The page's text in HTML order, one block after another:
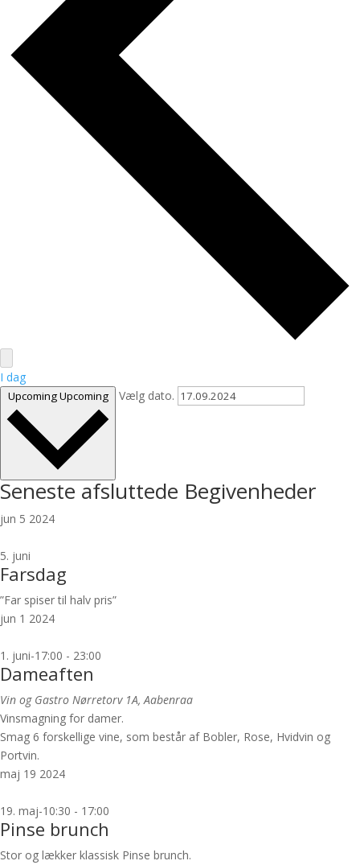
I dag
UpcomingUpcoming Vælg dato.
Seneste afsluttede Begivenheder
jun 5 2024
5. juni
Farsdag
”Far spiser til halv pris”
jun 1 2024
1. juni-17:00 - 23:00
Dameaften
Vin og Gastro Nørretorv 1A, Aabenraa
Vinsmagning for damer.
Smag 6 forskellige vine, som består af Bobler, Rose, Hvidvin og
Portvin.
maj 19 2024
19. maj-10:30 - 17:00
Pinse brunch
Stor og lækker klassisk Pinse brunch.